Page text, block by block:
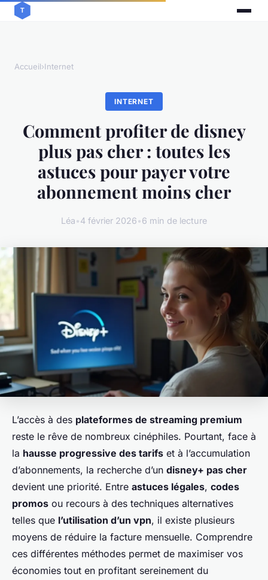
Accueil›Internet
INTERNET
Comment profiter de disney
plus pas cher : toutes les
astuces pour payer votre
abonnement moins cher
Léa•4 février 2026•6 min de lecture
L’accès à des plateformes de streaming premium
reste le rêve de nombreux cinéphiles. Pourtant, face à
la hausse progressive des tarifs et à l’accumulation
d’abonnements, la recherche d’un disney+ pas cher
devient une priorité. Entre astuces légales, codes
promos ou recours à des techniques alternatives
telles que l’utilisation d’un vpn, il existe plusieurs
moyens de réduire la facture mensuelle. Comprendre
ces différentes méthodes permet de maximiser vos
économies tout en profitant sereinement du